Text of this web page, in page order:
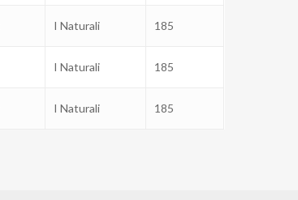
I Naturali 185
I Naturali 185
I Naturali 185